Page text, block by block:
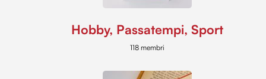
Hobby, Passatempi, Sport
118 membri